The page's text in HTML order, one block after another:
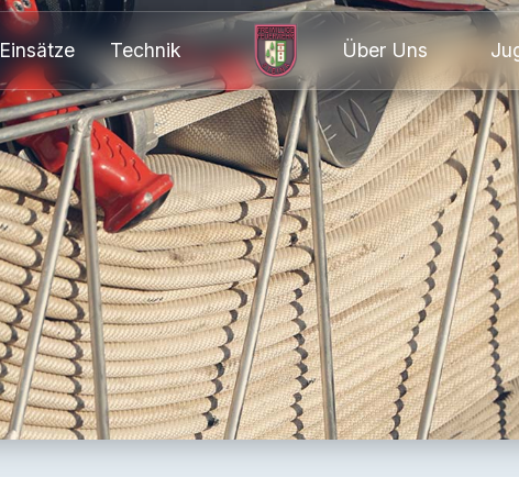
Einsätze Technik Über Uns